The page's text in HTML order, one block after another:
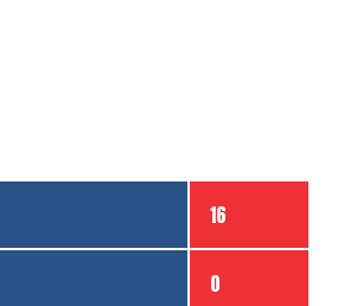
16
0